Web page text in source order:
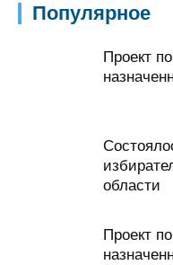
Популярное
Проект
области
Проект